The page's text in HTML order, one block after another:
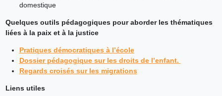
domestique
Quelques outils pédagogiques pour aborder les thématiques
liées à la paix et à la justice
Pratiques démocratiques à l’école
Dossier pédagogique sur les droits de l’enfant.
Regards croisés sur les migrations
Liens utiles